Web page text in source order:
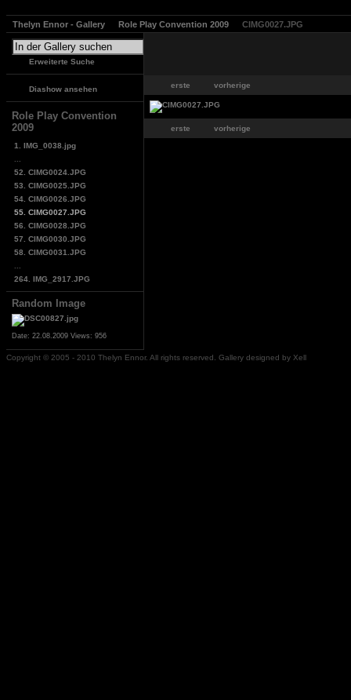
Thelyn Ennor - Gallery Role Play Convention 2009 CIMG0027.JPG
Erweiterte Suche
Diashow ansehen
Role Play Convention
2009
1. IMG_0038.jpg
52. CIMG0024.JPG
53. CIMG0025.JPG
54. CIMG0026.JPG
55. CIMG0027.JPG
56. CIMG0028.JPG
57. CIMG0030.JPG
58. CIMG0031.JPG
264. IMG_2917.JPG
Random Image
Date: 22.08.2009 Views: 956
erste vorherige
erste vorherige
Copyright © 2005 - 2010 Thelyn Ennor. All rights reserved. Gallery designed by Xell